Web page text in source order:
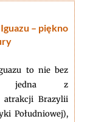
– piękno
to nie bez
jedna z
atrakcji Brazylii
Południowej),